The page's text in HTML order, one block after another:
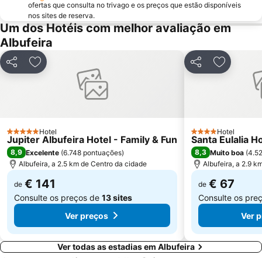
Marina de Portimão
Estádio Algarve
Praia do Carvoeiro
Inatel Beach
Marina de Albufeira
Praia da Ilha do Farol
Praia Dona Ana
Praia de Três Irmãos
Praia de Porto de Mós
Praia da Salema
Marina de Lagos
Praia do Ancão
Sesmarias
Aveiros
Carvoeiro
Barra da Fuseta Beach
Praia Maria Luísa
ofertas que consulta no trivago e os preços que estão disponíveis
nos sites de reserva.
Um dos Hotéis com melhor avaliação em
Albufeira
PartilharAdicionar aos favoritos
5 EstrelasHotel
Jupiter Albufeira Hotel - Family & Fun
8,9 Excelente (6.748 pontuações)
Albufeira, a 2.5 km de Centro da cidade
de € 141
Consulte os preços de 13 sites
Ver preços
Partilhar
4 Estrelas
Hotel
Santa Eulalia
8,3 Muito boa (
Albufeira, a 2.9
de € 67
Consulte os
Ver
Ver todas as estadias em Albufeira